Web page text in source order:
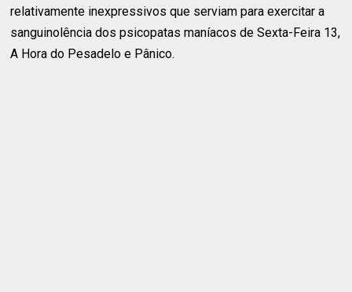
relativamente inexpressivos que serviam para exercitar a
sanguinolência dos psicopatas maníacos de Sexta-Feira 13,
A Hora do Pesadelo e Pânico.